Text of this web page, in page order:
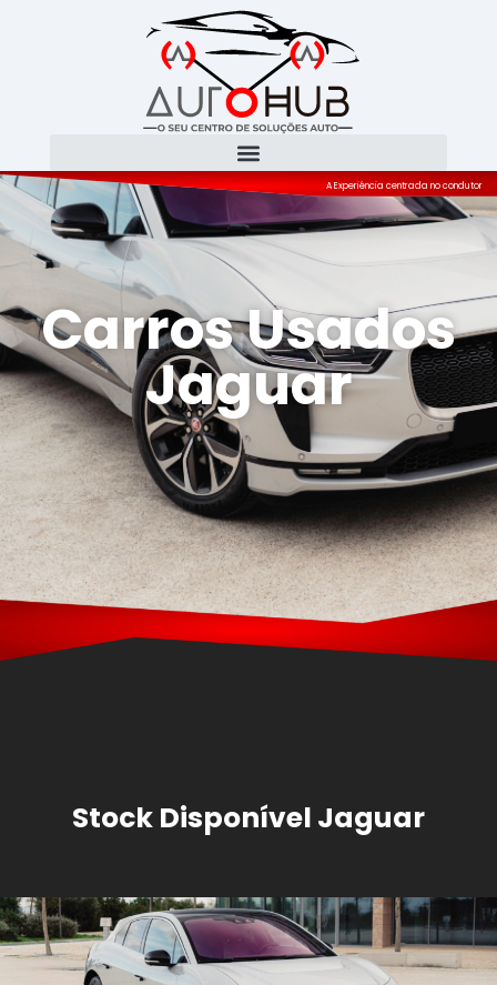
A Experiência centrada no condutor
Carros Usados
Jaguar
Stock Disponível Jaguar